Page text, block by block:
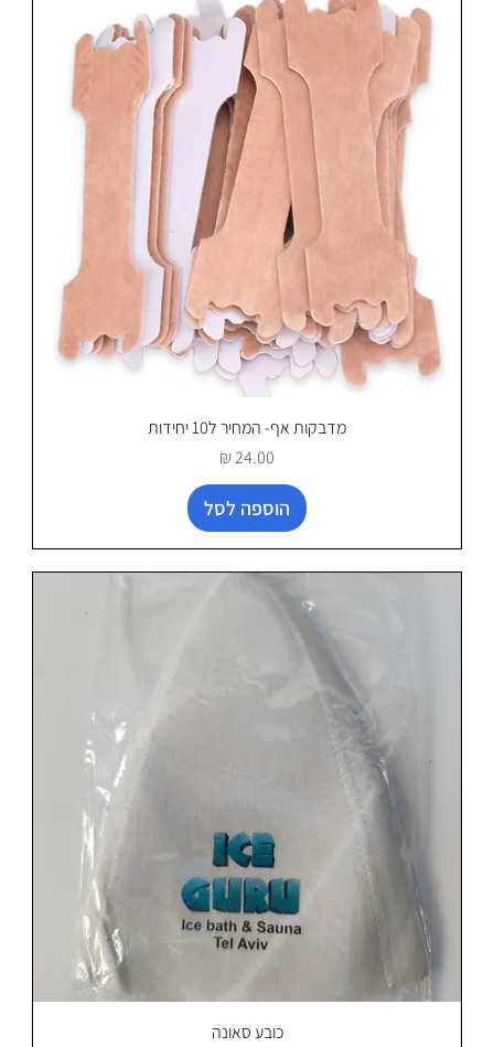
מדבקות אף- המחיר ל10 יחידות
מחיר
הוספה לסל
כובע סאונה